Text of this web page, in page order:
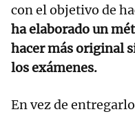
con el objetivo de
ha elaborado un
hacer más original
los exámenes.
En vez de